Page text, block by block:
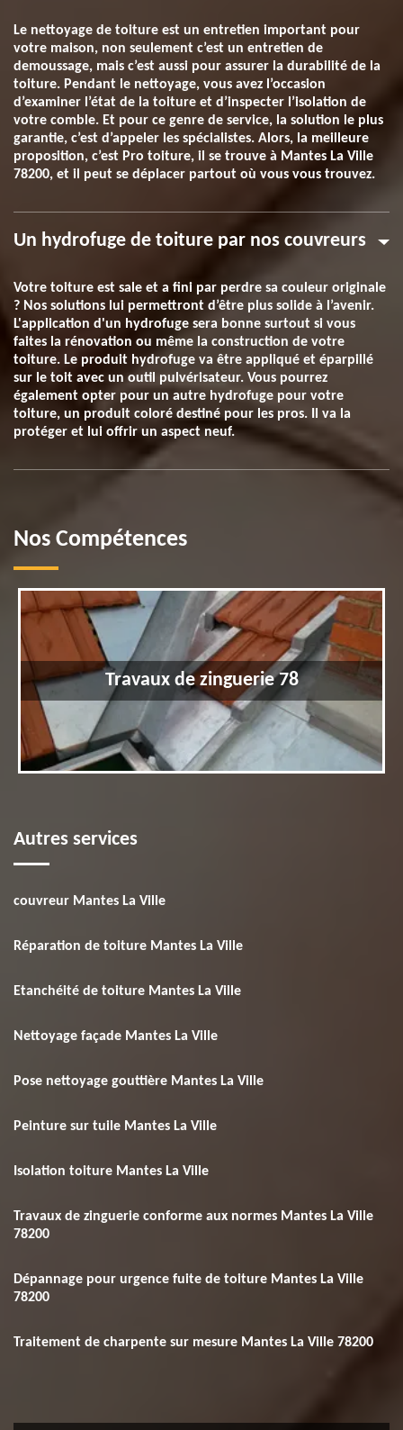
Le nettoyage de toiture est un entretien important pour
votre maison, non seulement c’est un entretien de
demoussage, mais c’est aussi pour assurer la durabilité de la
toiture. Pendant le nettoyage, vous avez l’occasion
d’examiner l’état de la toiture et d’inspecter l’isolation de
votre comble. Et pour ce genre de service, la solution le plus
garantie, c’est d’appeler les spécialistes. Alors, la meilleure
proposition, c’est Pro toiture, il se trouve à Mantes La Ville
78200, et il peut se déplacer partout où vous vous trouvez.
Un hydrofuge de toiture par nos couvreurs
Votre toiture est sale et a fini par perdre sa couleur originale
? Nos solutions lui permettront d’être plus solide à l’avenir.
L'application d'un hydrofuge sera bonne surtout si vous
faites la rénovation ou même la construction de votre
toiture. Le produit hydrofuge va être appliqué et éparpillé
sur le toit avec un outil pulvérisateur. Vous pourrez
également opter pour un autre hydrofuge pour votre
toiture, un produit coloré destiné pour les pros. Il va la
protéger et lui offrir un aspect neuf.
Nos Compétences
Travaux de zinguerie 78
Autres services
couvreur Mantes La Ville
Réparation de toiture Mantes La Ville
Etanchéité de toiture Mantes La Ville
Nettoyage façade Mantes La Ville
Pose nettoyage gouttière Mantes La Ville
Peinture sur tuile Mantes La Ville
Isolation toiture Mantes La Ville
Travaux de zinguerie conforme aux normes Mantes La Ville
78200
Dépannage pour urgence fuite de toiture Mantes La Ville
78200
Traitement de charpente sur mesure Mantes La Ville 78200